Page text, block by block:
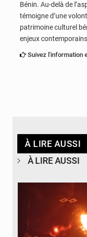
Bénin. Au-delà de
témoigne d’une
patrimoine culturel
enjeux
Suivez l'information
À LIRE AUSSI
À LIRE AUSSI